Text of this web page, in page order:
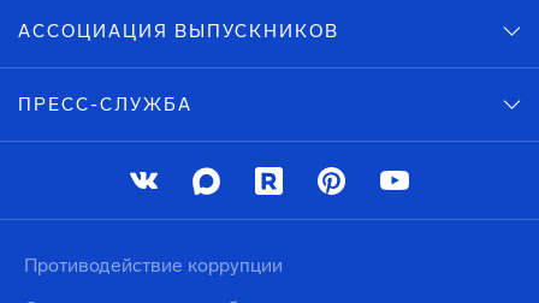
АССОЦИАЦИЯ ВЫПУСКНИКОВ
ПРЕСС-СЛУЖБА
Противодействие коррупции